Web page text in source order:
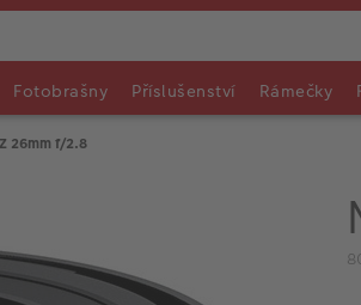
Fotobrašny Příslušenství Rámečky
26mm f/2.8